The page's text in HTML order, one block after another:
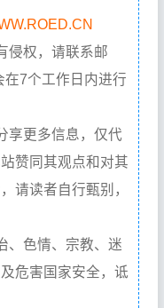
侵权，请联系邮
在7个工作日内进行
享更多信息，仅代
赞同其观点和对其
请读者自行甄别，
、色情、宗教、迷
危害国家安全，诋